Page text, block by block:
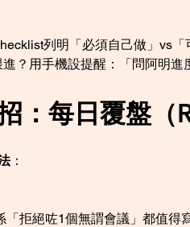
列明「必須自己做」vs「
？用手機設提醒：「問阿明進
：每日覆盤（
：
「拒絕咗1個無謂會議」都值得